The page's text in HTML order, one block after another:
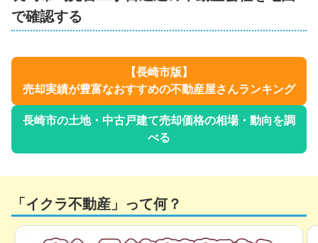
で確認する
【長崎市版】
売却実績が豊富なおすすめの不動産屋さんランキング
長崎市の土地・中古戸建て売却価格の相場・動向を調
べる
「イクラ不動産」って何？